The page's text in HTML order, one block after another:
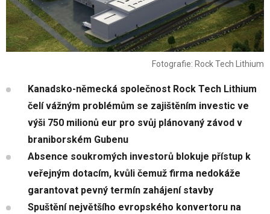
Fotografie: Rock Tech Lithium
Kanadsko-německá společnost Rock Tech Lithium
čelí vážným problémům se zajištěním investic ve
výši 750 milionů eur pro svůj plánovaný závod v
braniborském Gubenu
Absence soukromých investorů blokuje přístup k
veřejným dotacím, kvůli čemuž firma nedokáže
garantovat pevný termín zahájení stavby
Spuštění největšího evropského konvertoru na